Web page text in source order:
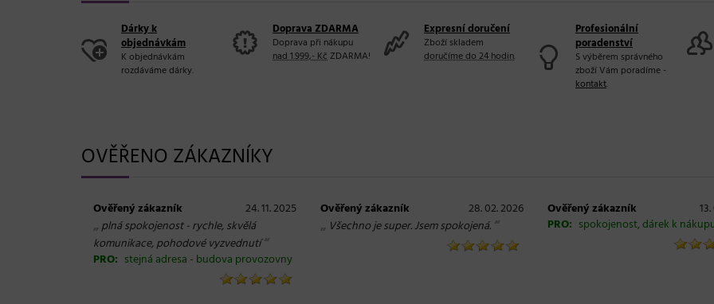
Dárky k
objednávkám
K objednávkám
rozdáváme dárky.
Doprava ZDARMA
Doprava při nákupu
nad 1.999,- KčZDARMA!
Expresní doručení
Zboží skladem
doručíme do 24 hodin.
Profesionální
poradenství
S výběrem správného
zboží Vám poradíme -
kontakt.
OVĚŘENO ZÁKAZNÍKY
Ověřený zákazník 24. 11. 2025
„plná spokojenost - rychle, skvělá
komunikace, pohodové vyzvednutí“
PRO: stejná adresa - budova provozovny
Ověřený zákazník 28. 02. 2026
„ Všechno je super. Jsem spokojená. “
Ověřený zákazník
PRO: spokojenost, dárek k